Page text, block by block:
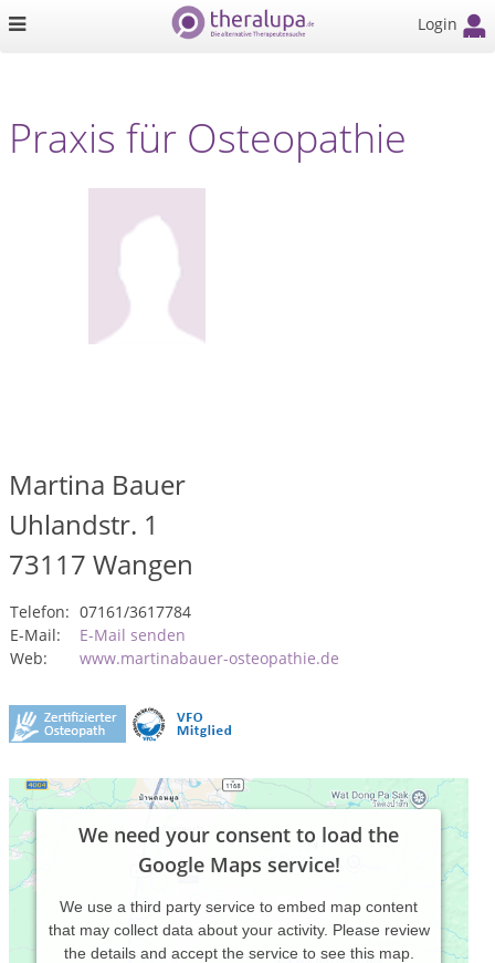
Login
Praxis für Osteopathie
Martina Bauer
Uhlandstr. 1
73117 Wangen
Telefon: 07161/3617784
E-Mail:
E-Mail senden
Web:
www.martinabauer-osteopathie.de
We need your consent to load the
Google Maps service!
We use a third party service to embed map content
that may collect data about your activity. Please review
the details and accept the service to see this map.